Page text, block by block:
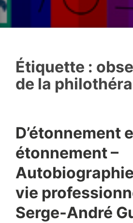
Étiquette :
de la
D’étonnement
étonnement –
vie
Serge-André